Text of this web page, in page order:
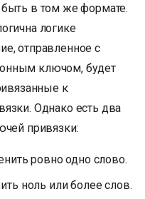
в том же формате.
логике
отправленное с
ключом, будет
к
Однако есть два
привязки:
ровно одно слово.
ноль или более слов.